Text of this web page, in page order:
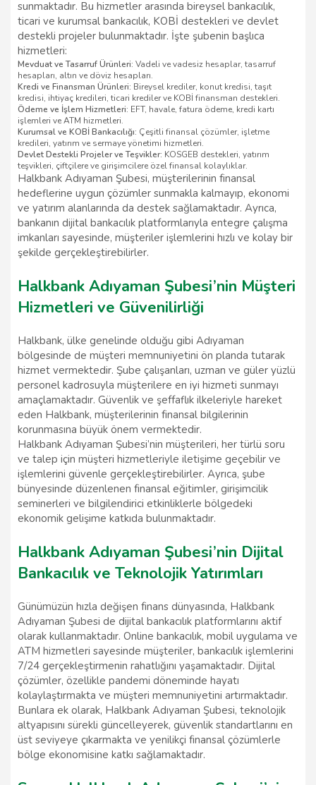
sunmaktadır. Bu hizmetler arasında bireysel bankacılık,
ticari ve kurumsal bankacılık, KOBİ destekleri ve devlet
destekli projeler bulunmaktadır. İşte şubenin başlıca
hizmetleri:
Mevduat ve Tasarruf Ürünleri: Vadeli ve vadesiz hesaplar, tasarruf
hesapları, altın ve döviz hesapları.
Kredi ve Finansman Ürünleri: Bireysel krediler, konut kredisi, taşıt
kredisi, ihtiyaç kredileri, ticari krediler ve KOBİ finansman destekleri.
Ödeme ve İşlem Hizmetleri: EFT, havale, fatura ödeme, kredi kartı
işlemleri ve ATM hizmetleri.
Kurumsal ve KOBİ Bankacılığı: Çeşitli finansal çözümler, işletme
kredileri, yatırım ve sermaye yönetimi hizmetleri.
Devlet Destekli Projeler ve Teşvikler: KOSGEB destekleri, yatırım
teşvikleri, çiftçilere ve girişimcilere özel finansal kolaylıklar.
Halkbank Adıyaman Şubesi, müşterilerinin finansal
hedeflerine uygun çözümler sunmakla kalmayıp, ekonomi
ve yatırım alanlarında da destek sağlamaktadır. Ayrıca,
bankanın dijital bankacılık platformlarıyla entegre çalışma
imkanları sayesinde, müşteriler işlemlerini hızlı ve kolay bir
şekilde gerçekleştirebilirler.
Halkbank Adıyaman Şubesi’nin Müşteri
Hizmetleri ve Güvenilirliği
Halkbank, ülke genelinde olduğu gibi Adıyaman
bölgesinde de müşteri memnuniyetini ön planda tutarak
hizmet vermektedir. Şube çalışanları, uzman ve güler yüzlü
personel kadrosuyla müşterilere en iyi hizmeti sunmayı
amaçlamaktadır. Güvenlik ve şeffaflık ilkeleriyle hareket
eden Halkbank, müşterilerinin finansal bilgilerinin
korunmasına büyük önem vermektedir.
Halkbank Adıyaman Şubesi’nin müşterileri, her türlü soru
ve talep için müşteri hizmetleriyle iletişime geçebilir ve
işlemlerini güvenle gerçekleştirebilirler. Ayrıca, şube
bünyesinde düzenlenen finansal eğitimler, girişimcilik
seminerleri ve bilgilendirici etkinliklerle bölgedeki
ekonomik gelişime katkıda bulunmaktadır.
Halkbank Adıyaman Şubesi’nin Dijital
Bankacılık ve Teknolojik Yatırımları
Günümüzün hızla değişen finans dünyasında, Halkbank
Adıyaman Şubesi de dijital bankacılık platformlarını aktif
olarak kullanmaktadır. Online bankacılık, mobil uygulama ve
ATM hizmetleri sayesinde müşteriler, bankacılık işlemlerini
7/24 gerçekleştirmenin rahatlığını yaşamaktadır. Dijital
çözümler, özellikle pandemi döneminde hayatı
kolaylaştırmakta ve müşteri memnuniyetini artırmaktadır.
Bunlara ek olarak, Halkbank Adıyaman Şubesi, teknolojik
altyapısını sürekli güncelleyerek, güvenlik standartlarını en
üst seviyeye çıkarmakta ve yenilikçi finansal çözümlerle
bölge ekonomisine katkı sağlamaktadır.